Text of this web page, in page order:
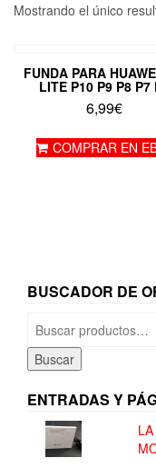
Mostrando el único
FUNDA PARA
LITE P10 P9 P8 P7
6,99€
COMPRAR EN
BUSCADOR DE
por:
Buscar
ENTRADAS Y